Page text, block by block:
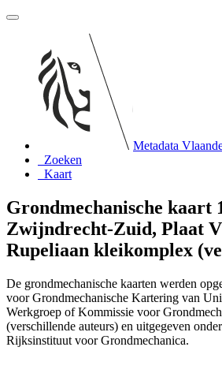
Metadata
Zoeken
Kaart
Grondmechanische kaart
Zwijndrecht-Zuid, Plaat
Rupeliaan kleikomplex
De grondmechanische kaarten werden
voor Grondmechanische Kartering van
Werkgroep of Kommissie voor
(verschillende auteurs) en uitgegeven
Rijksinstituut voor Grondmechanica.